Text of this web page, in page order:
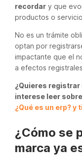
recordar y que
productos o
No es un trámite
optan por
impactante que el
a efectos
¿Quieres registrar
interese leer
¿Qué es un erp? y
¿Cómo se
marca ya